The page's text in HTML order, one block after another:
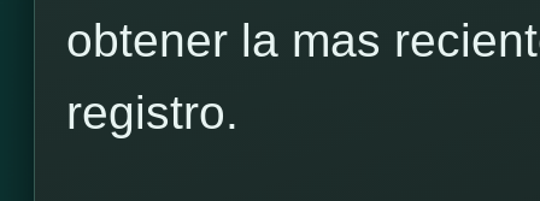
obtener la mas
registro.